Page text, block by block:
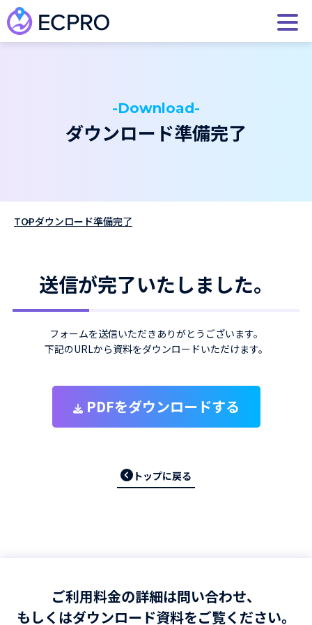
-Download-
ダウンロード準備完了
TOPダウンロード準備完了
送信が完了いたしました。
フォームを送信いただきありがとうございます。
下記のURLから資料をダウンロードいただけます。
PDFをダウンロードする
トップに戻る
ご利用料金の詳細は問い合わせ、
もしくはダウンロード資料をご覧ください。